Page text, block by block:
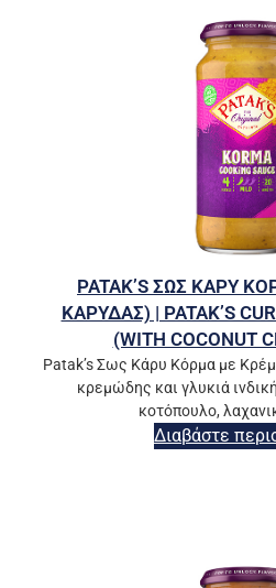
PATAK’S ΣΩΣ ΚΑΡΥ
ΚΑΡΥΔΑΣ) | PATAK’S
(WITH COCONUT
Patak’s Σως Κάρυ Κόρμα με
κρεμώδης και γλυκιά
κοτόπουλο,
Διαβάστε